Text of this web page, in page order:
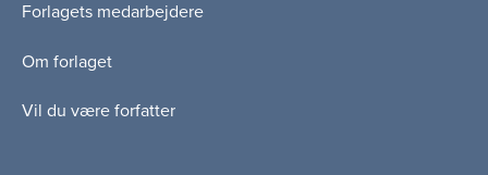
Forlagets medarbejdere
Om forlaget
Vil du være forfatter